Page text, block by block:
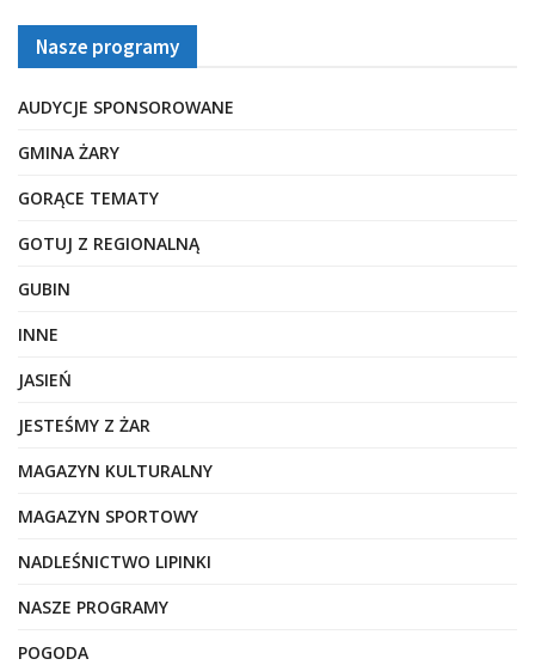
Nasze programy
AUDYCJE SPONSOROWANE
GMINA ŻARY
GORĄCE TEMATY
GOTUJ Z REGIONALNĄ
GUBIN
INNE
JASIEŃ
JESTEŚMY Z ŻAR
MAGAZYN KULTURALNY
MAGAZYN SPORTOWY
NADLEŚNICTWO LIPINKI
NASZE PROGRAMY
POGODA